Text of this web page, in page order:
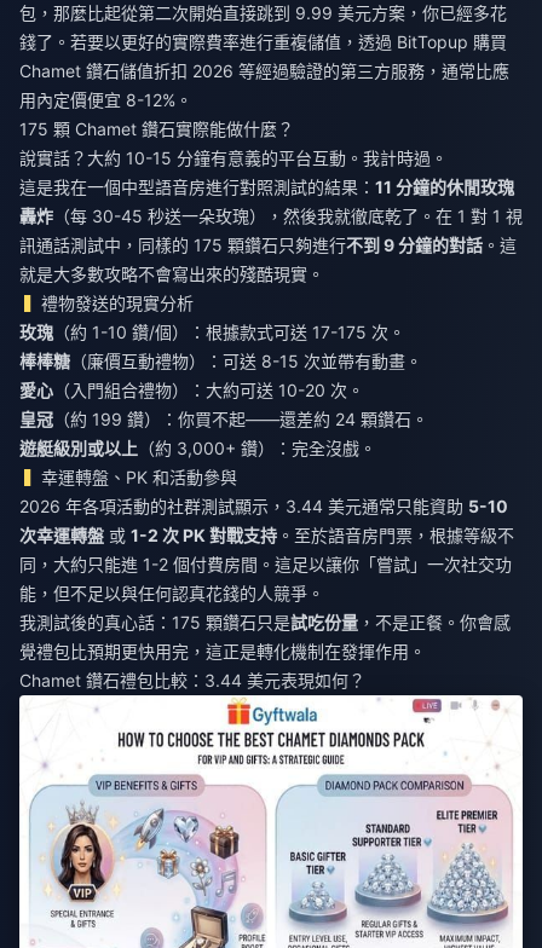
包，那麼比起從第二次開始直接跳到 9.99 美元方案，你已經多花
錢了。若要以更好的實際費率進行重複儲值，透過 BitTopup 購買
Chamet 鑽石儲值折扣 2026 等經過驗證的第三方服務，通常比應
用內定價便宜 8-12%。
175 顆 Chamet 鑽石實際能做什麼？
說實話？大約 10-15 分鐘有意義的平台互動。我計時過。
這是我在一個中型語音房進行對照測試的結果： 11 分鐘的休閒玫瑰
轟炸 （每 30-45 秒送一朵玫瑰），然後我就徹底乾了。在 1 對 1 視
訊通話測試中，同樣的 175 顆鑽石只夠進行不到 9 分鐘的對話 。這
就是大多數攻略不會寫出來的殘酷現實。
禮物發送的現實分析
玫瑰 （約 1-10 鑽/個）：根據款式可送 17-175 次。
棒棒糖 （廉價互動禮物）：可送 8-15 次並帶有動畫。
愛心 （入門組合禮物）：大約可送 10-20 次。
皇冠 （約 199 鑽）：你買不起——還差約 24 顆鑽石。
遊艇級別或以上 （約 3,000+ 鑽）：完全沒戲。
幸運轉盤、PK 和活動參與
2026 年各項活動的社群測試顯示，3.44 美元通常只能資助 5-10
次幸運轉盤 或 1-2 次 PK 對戰支持 。至於語音房門票，根據等級不
同，大約只能進 1-2 個付費房間。這足以讓你「嘗試」一次社交功
能，但不足以與任何認真花錢的人競爭。
我測試後的真心話：175 顆鑽石只是試吃份量 ，不是正餐。你會感
覺禮包比預期更快用完，這正是轉化機制在發揮作用。
Chamet 鑽石禮包比較：3.44 美元表現如何？